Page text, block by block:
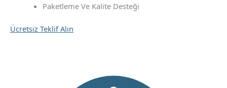
Paketleme Ve Kalite Desteği
Ücretsiz Teklif Alın